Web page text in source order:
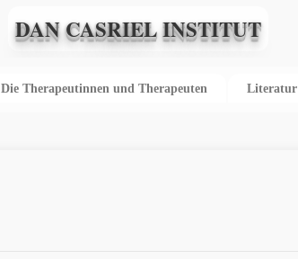
DAN CASRIEL INSTITUT
Die Therapeutinnen und Therapeuten Literatur